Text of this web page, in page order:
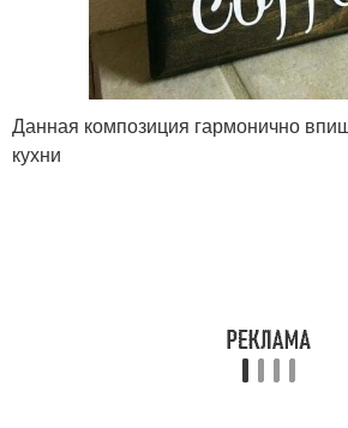
Данная композиция гармонично
кухни